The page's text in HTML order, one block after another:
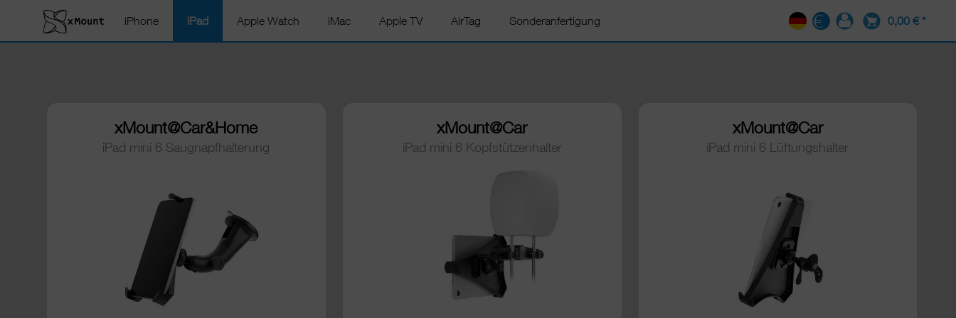
iPhone iPad Apple Watch iMac Apple TV AirTag Sonderanfertigung DE 0,00 € *
xMount@Car&Home
iPad mini 6 Saugnapfhalterung
xMount@Car
iPad mini 6 Kopfstützenhalter
xMount@Car
iPad mini 6 Lüftungshalter